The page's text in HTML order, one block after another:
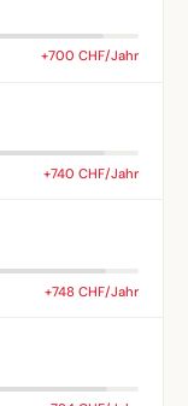
+700 CHF/Jahr
+740 CHF/Jahr
+748 CHF/Jahr